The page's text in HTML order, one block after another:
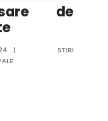
de
|
STIRI